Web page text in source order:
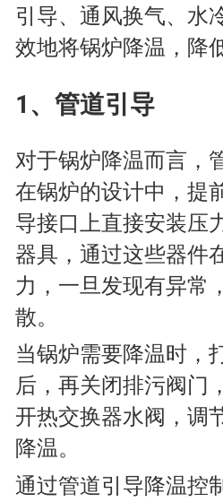
引导、通风换气、水
效地将锅炉降温，降
1、管道引导
对于锅炉降温而言，
在锅炉的设计中，提
导接口上直接安装压
器具，通过这些器件
力，一旦发现有异常
散。
当锅炉需要降温时，
后，再关闭排污阀门
开热交换器水阀，调
降温。
通过管道引导降温控